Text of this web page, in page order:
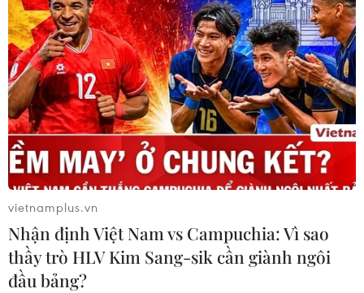
vietnamplus.vn
Nhận định Việt Nam vs Campuchia: Vì sao
thầy trò HLV Kim Sang-sik cần giành ngôi
đầu bảng?